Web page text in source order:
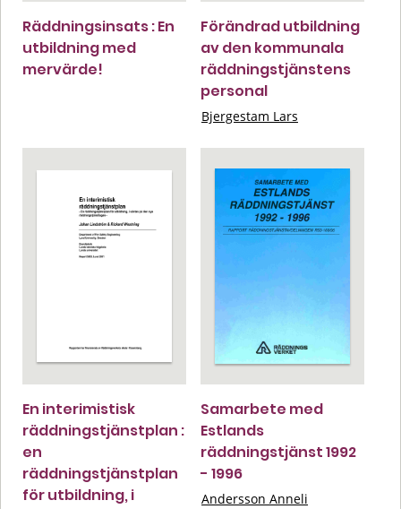
Räddningsinsats : En
utbildning med
mervärde!
Förändrad utbildning
av den kommunala
räddningstjänstens
personal
Bjergestam Lars
En interimistisk
räddningstjänstplan :
en
räddningstjänstplan
för utbildning, i
Samarbete med
Estlands
räddningstjänst 1992
- 1996
Andersson Anneli